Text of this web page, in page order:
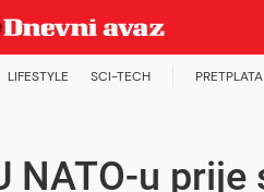
LIFESTYLE SCI-TECH PRETPLATA
NATO-u prije